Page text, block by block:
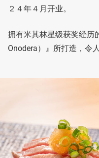
２４年４月开业。
拥有米其林星级获奖经历
Onodera）』所打造，令